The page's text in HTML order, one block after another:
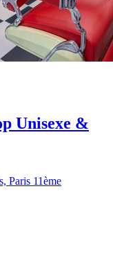
Unisexe &
Paris 11ème